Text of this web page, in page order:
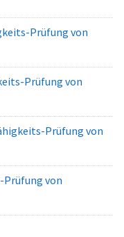
Prüfung von
Prüfung von
Prüfung von
von